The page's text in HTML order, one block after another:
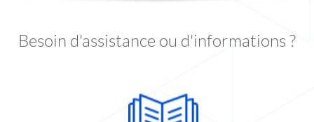
Besoin d'assistance ou d'informations ?